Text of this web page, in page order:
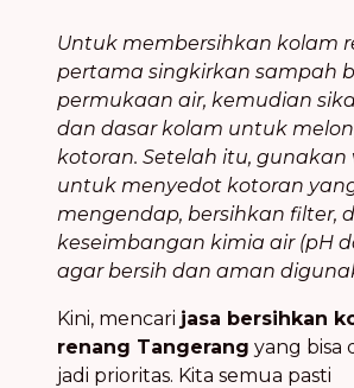
Untuk membersihkan kolam
pertama singkirkan sampah
permukaan air, kemudian
dan dasar kolam untuk
kotoran. Setelah itu, gunakan
untuk menyedot kotoran
mengendap, bersihkan filter,
keseimbangan kimia air (pH
agar bersih dan aman
Kini, mencari jasa bersihkan
renang Tangerang yang bisa
jadi prioritas. Kita semua pasti